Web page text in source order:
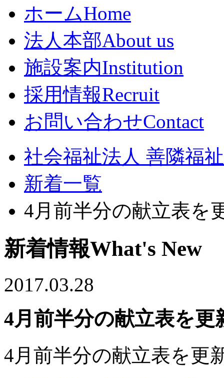
ホームHome
法人本部About us
施設案内Institution
採用情報Recruit
お問い合わせContact
社会福祉法人 善隣福
新着一覧
4月前半分の献立表を
新着情報What's New
2017.03.28
4月前半分の献立表を更
4月前半分の献立表を更